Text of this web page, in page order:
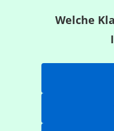
Welche